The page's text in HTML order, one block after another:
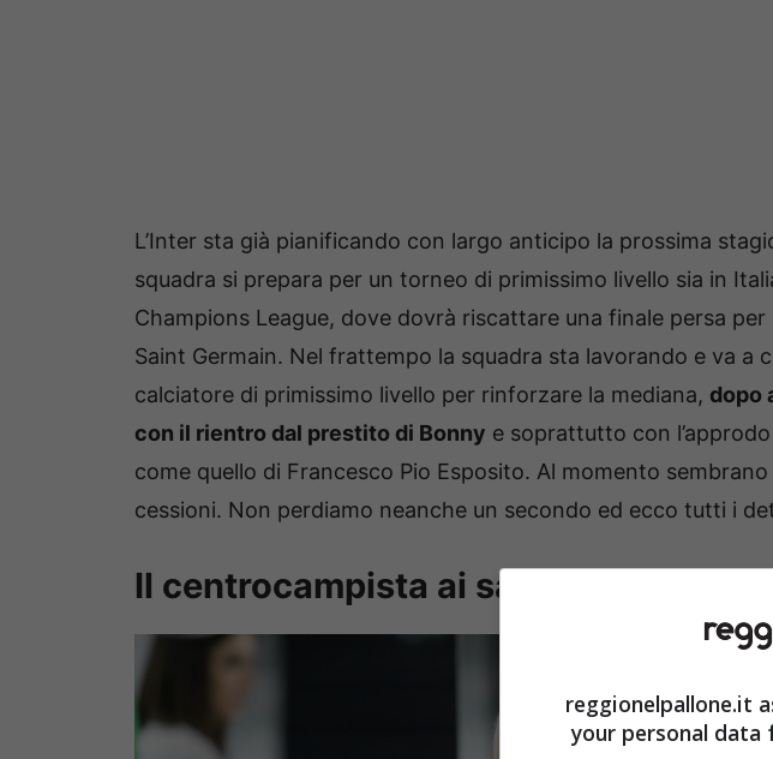
L’Inter sta già pianificando con largo anticipo la prossima
squadra si prepara per un torneo di primissimo livello sia in
Champions League, dove dovrà riscattare una finale persa
Saint Germain. Nel frattempo la squadra sta lavorando e va a
calciatore di primissimo livello per rinforzare la mediana, dopo
con il rientro dal prestito di Bonny e soprattutto con
come quello di Francesco Pio Esposito. Al momento
cessioni. Non perdiamo neanche un secondo ed ecco tutti i
Il centrocampista ai saluti
reggionelpallone.it
your personal data